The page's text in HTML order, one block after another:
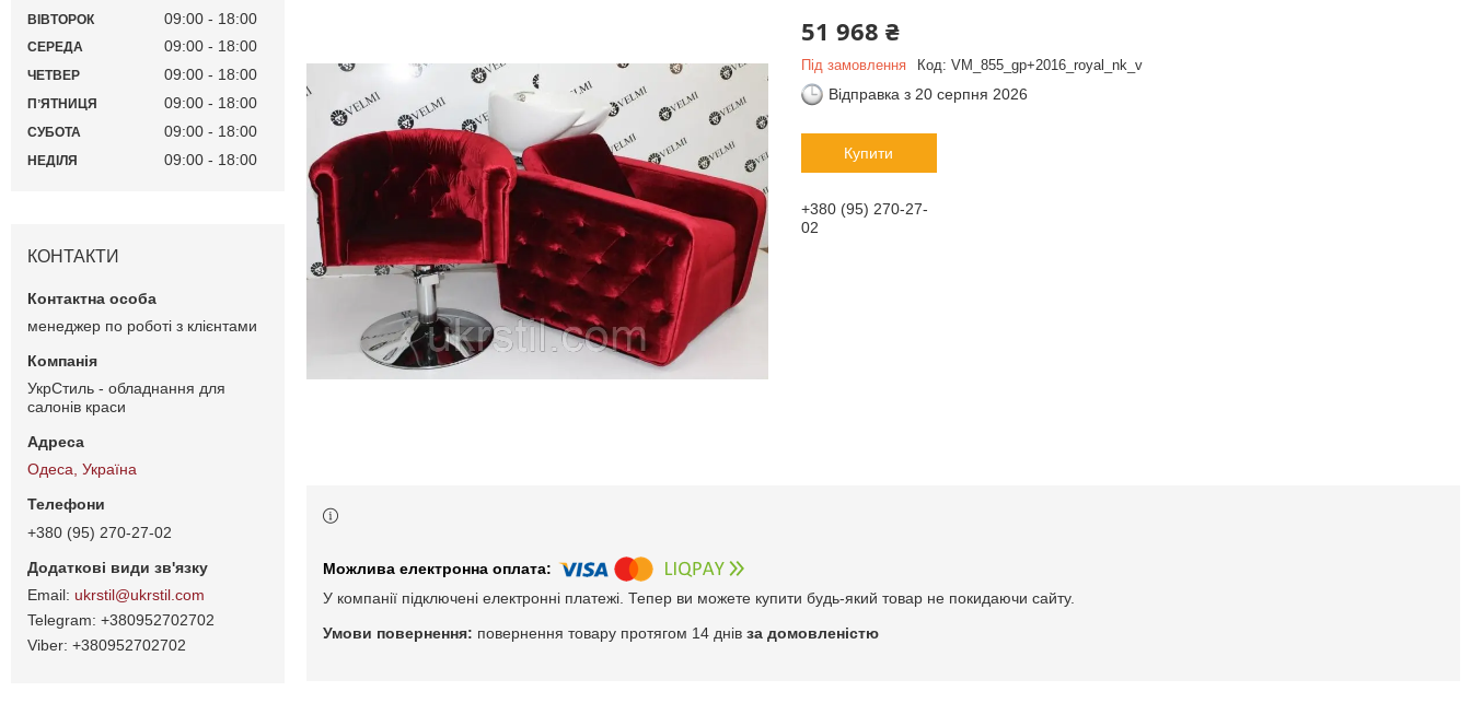
51 968 ₴
Під замовлення Код: VM_855_gp+2016_royal_nk_v
Відправка з 20 серпня 2026
Купити
+380 (95) 270-27-
02
У компанії підключені електронні платежі. Тепер ви можете купити будь-який товар не покидаючи сайту.
повернення товару протягом 14 днів за домовленістю
ВІВТОРОК 09:00 18:00
СЕРЕДА 09:00 18:00
ЧЕТВЕР 09:00 18:00
ПʼЯТНИЦЯ 09:00 18:00
СУБОТА 09:00 18:00
НЕДІЛЯ 09:00 18:00
КОНТАКТИ
менеджер по роботі з клієнтами
УкрСтиль - обладнання для
салонів краси
Одеса, Україна
+380 (95) 270-27-02
ukrstil@ukrstil.com
+380952702702
+380952702702